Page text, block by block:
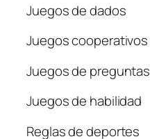
Juegos de dados
Juegos cooperativos
Juegos de preguntas
Juegos de habilidad
Reglas de deportes